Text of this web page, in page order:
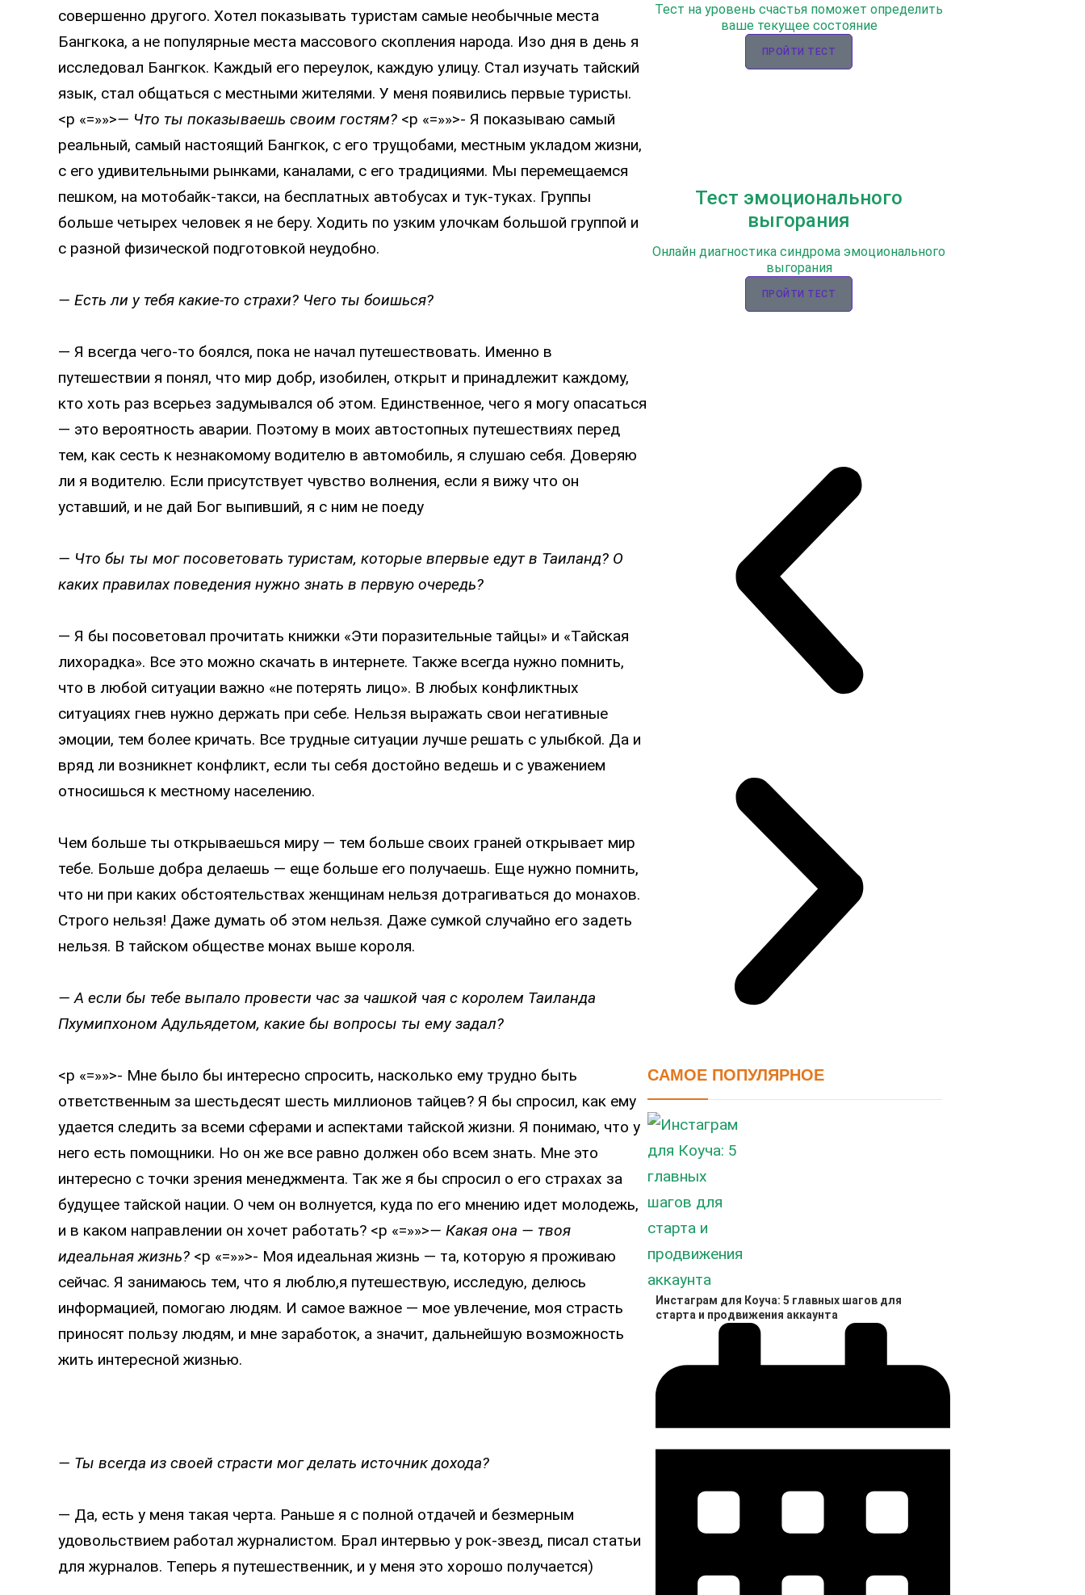
совершенно другого. Хотел показывать туристам самые необычные места
Бангкока, а не популярные места массового скопления народа. Изо дня в день я
исследовал Бангкок. Каждый его переулок, каждую улицу. Стал изучать тайский
язык, стал общаться с местными жителями. У меня появились первые туристы.
<p «=»»>— Что ты показываешь своим гостям? <p «=»»>- Я показываю самый
реальный, самый настоящий Бангкок, с его трущобами, местным укладом жизни,
с его удивительными рынками, каналами, с его традициями. Мы перемещаемся
пешком, на мотобайк-такси, на бесплатных автобусах и тук-туках. Группы
больше четырех человек я не беру. Ходить по узким улочкам большой группой и
с разной физической подготовкой неудобно.
— Есть ли у тебя какие-то страхи? Чего ты боишься?
— Я всегда чего-то боялся, пока не начал путешествовать. Именно в
путешествии я понял, что мир добр, изобилен, открыт и принадлежит каждому,
кто хоть раз всерьез задумывался об этом. Единственное, чего я могу опасаться
— это вероятность аварии. Поэтому в моих автостопных путешествиях перед
тем, как сесть к незнакомому водителю в автомобиль, я слушаю себя. Доверяю
ли я водителю. Если присутствует чувство волнения, если я вижу что он
уставший, и не дай Бог выпивший, я с ним не поеду
— Что бы ты мог посоветовать туристам, которые впервые едут в Таиланд? О
каких правилах поведения нужно знать в первую очередь?
— Я бы посоветовал прочитать книжки «Эти поразительные тайцы» и «Тайская
лихорадка». Все это можно скачать в интернете. Также всегда нужно помнить,
что в любой ситуации важно «не потерять лицо». В любых конфликтных
ситуациях гнев нужно держать при себе. Нельзя выражать свои негативные
эмоции, тем более кричать. Все трудные ситуации лучше решать с улыбкой. Да и
вряд ли возникнет конфликт, если ты себя достойно ведешь и с уважением
относишься к местному населению.
Чем больше ты открываешься миру — тем больше своих граней открывает мир
тебе. Больше добра делаешь — еще больше его получаешь. Еще нужно помнить,
что ни при каких обстоятельствах женщинам нельзя дотрагиваться до монахов.
Строго нельзя! Даже думать об этом нельзя. Даже сумкой случайно его задеть
нельзя. В тайском обществе монах выше короля.
— А если бы тебе выпало провести час за чашкой чая с королем Таиланда
Пхумипхоном Адульядетом, какие бы вопросы ты ему задал?
<p «=»»>- Мне было бы интересно спросить, насколько ему трудно быть
ответственным за шестьдесят шесть миллионов тайцев? Я бы спросил, как ему
удается следить за всеми сферами и аспектами тайской жизни. Я понимаю, что у
него есть помощники. Но он же все равно должен обо всем знать. Мне это
интересно с точки зрения менеджмента. Так же я бы спросил о его страхах за
будущее тайской нации. О чем он волнуется, куда по его мнению идет молодежь,
и в каком направлении он хочет работать? <p «=»»>— Какая она — твоя
идеальная жизнь? <p «=»»>- Моя идеальная жизнь — та, которую я проживаю
сейчас. Я занимаюсь тем, что я люблю,я путешествую, исследую, делюсь
информацией, помогаю людям. И самое важное — мое увлечение, моя страсть
приносят пользу людям, и мне заработок, а значит, дальнейшую возможность
жить интересной жизнью.
— Ты всегда из своей страсти мог делать источник дохода?
— Да, есть у меня такая черта. Раньше я с полной отдачей и безмерным
удовольствием работал журналистом. Брал интервью у рок-звезд, писал статьи
для журналов. Теперь я путешественник, и у меня это хорошо получается)
Тест на уровень счастья поможет определить
ваше текущее состояние
ПРОЙТИ ТЕСТ
Тест эмоционального
выгорания
Онлайн диагностика синдрома эмоционального
выгорания
ПРОЙТИ ТЕСТ
САМОЕ ПОПУЛЯРНОЕ
Инстаграм для Коуча: 5 главных шагов для
старта и продвижения аккаунта